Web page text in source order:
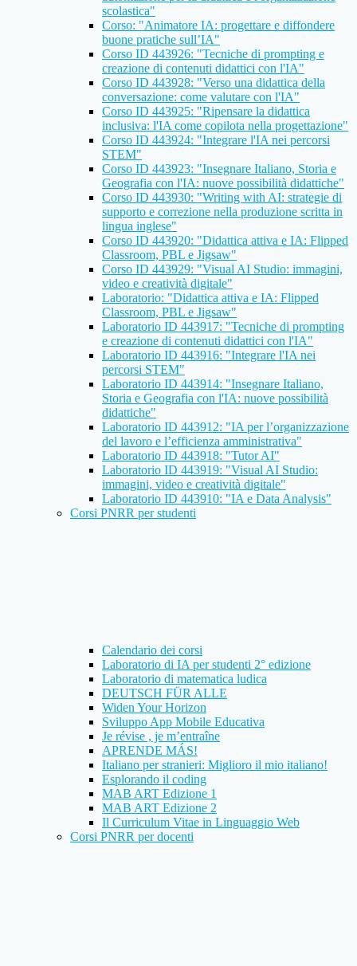
scolastica"
Corso: "Animatore IA: progettare e diffondere
buone pratiche sull’IA"
Corso ID 443926: "Tecniche di prompting e
creazione di contenuti didattici con l'IA"
Corso ID 443928: "Verso una didattica della
conversazione: come valutare con l'IA"
Corso ID 443925: "Ripensare la didattica
inclusiva: l'IA come copilota nella progettazione"
Corso ID 443924: "Integrare l'IA nei percorsi
STEM"
Corso ID 443923: "Insegnare Italiano, Storia e
Geografia con l'IA: nuove possibilità didattiche"
Corso ID 443930: "Writing with AI: strategie di
supporto e correzione nella produzione scritta in
lingua inglese"
Corso ID 443920: "Didattica attiva e IA: Flipped
Classroom, PBL e Jigsaw"
Corso ID 443929: "Visual AI Studio: immagini,
video e creatività digitale"
Laboratorio: "Didattica attiva e IA: Flipped
Classroom, PBL e Jigsaw"
Laboratorio ID 443917: "Tecniche di prompting
e creazione di contenuti didattici con l'IA"
Laboratorio ID 443916: "Integrare l'IA nei
percorsi STEM"
Laboratorio ID 443914: "Insegnare Italiano,
Storia e Geografia con l'IA: nuove possibilità
didattiche"
Laboratorio ID 443912: "IA per l’organizzazione
del lavoro e l’efficienza amministrativa"
Laboratorio ID 443918: "Tutor AI"
Laboratorio ID 443919: "Visual AI Studio:
immagini, video e creatività digitale"
Laboratorio ID 443910: "IA e Data Analysis"
Corsi PNRR per studenti
Calendario dei corsi
Laboratorio di IA per studenti 2° edizione
Laboratorio di matematica ludica
DEUTSCH FÜR ALLE
Widen Your Horizon
Sviluppo App Mobile Educativa
Je révise , je m’entraîne
APRENDE MÁS!
Italiano per stranieri: Miglioro il mio italiano!
Esplorando il coding
MAB ART Edizione 1
MAB ART Edizione 2
Il Curriculum Vitae in Linguaggio Web
Corsi PNRR per docenti